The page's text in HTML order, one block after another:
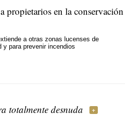
propietarios en la conservación
a otras zonas lucenses de
y para prevenir incendios
totalmente desnuda